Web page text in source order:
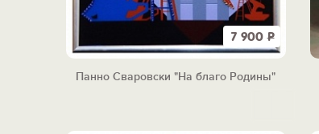
7 900Р
Панно Сваровски "На благо Родины"